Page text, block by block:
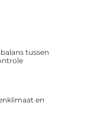
tussen
en